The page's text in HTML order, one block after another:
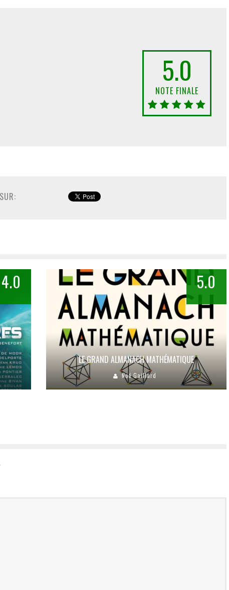
5.0
NOTE FINALE
4.0 5.0
LE GRAND ALMANACH MATHÉMATIQUE
Noé Gaillard